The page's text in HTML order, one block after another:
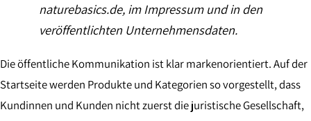
naturebasics.de, im Impressum und in den
veröffentlichten Unternehmensdaten.
Die öffentliche Kommunikation ist klar markenorientiert. Auf der
Startseite werden Produkte und Kategorien so vorgestellt, dass
Kundinnen und Kunden nicht zuerst die juristische Gesellschaft,